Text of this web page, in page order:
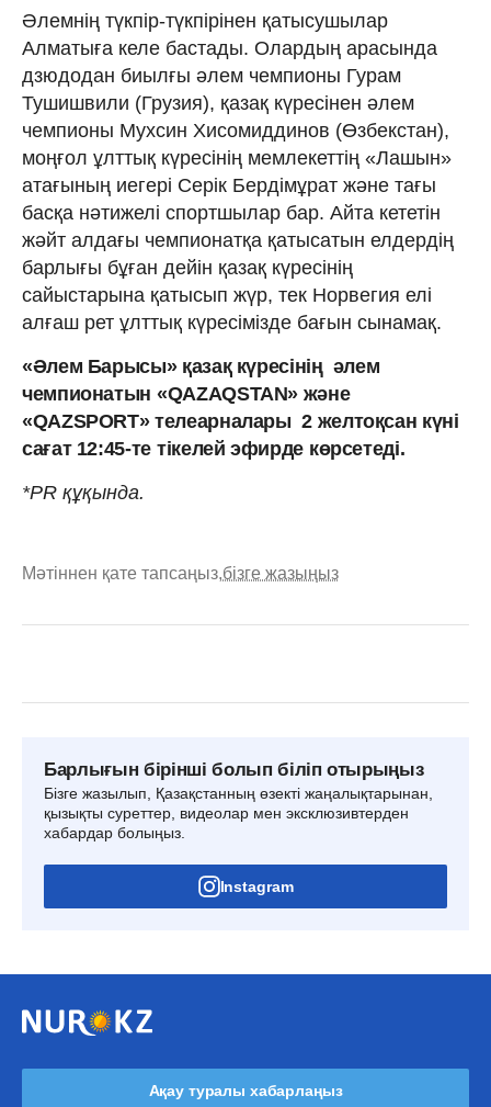
Әлемнің түкпір-түкпірінен қатысушылар
Алматыға келе бастады. Олардың арасында
дзюдодан биылғы әлем чемпионы Гурам
Тушишвили (Грузия), қазақ күресінен әлем
чемпионы Мухсин Хисомиддинов (Өзбекстан),
моңғол ұлттық күресінің мемлекеттің «Лашын»
атағының иегері Серік Бердімұрат және тағы
басқа нәтижелі спортшылар бар. Айта кететін
жәйт алдағы чемпионатқа қатысатын елдердің
барлығы бұған дейін қазақ күресінің
сайыстарына қатысып жүр, тек Норвегия елі
алғаш рет ұлттық күресімізде бағын сынамақ.
«Әлем Барысы» қазақ күресінің әлем
чемпионатын «QAZAQSTAN» және
«QAZSPORT» телеарналары 2 желтоқсан күні
сағат 12:45-те тікелей эфирде көрсетеді.
*PR құқында.
Мәтіннен қате тапсаңыз,бізге жазыңыз
Барлығын бірінші болып біліп отырыңыз
Бізге жазылып, Қазақстанның өзекті жаңалықтарынан,
қызықты суреттер, видеолар мен эксклюзивтерден
хабардар болыңыз.
Instagram
Ақау туралы хабарлаңыз